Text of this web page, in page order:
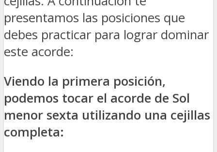
presentamos las posiciones que
debes practicar para lograr dominar
este acorde:
Viendo la primera posición,
podemos tocar el acorde de Sol
menor sexta utilizando una cejillas
completa: